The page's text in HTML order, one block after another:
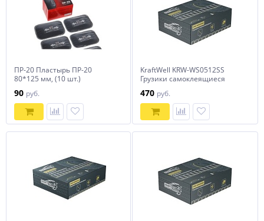
ПР-20 Пластырь ПР-20
80*125 мм, (10 шт.)
90 руб.
KraftWell KRW-WS0512SS
Грузики самоклеящиеся
470 руб.